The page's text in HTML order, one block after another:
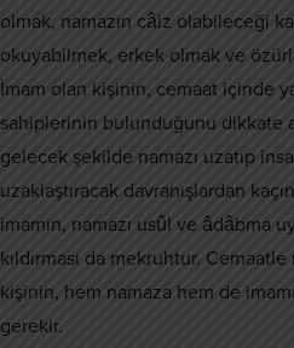
olmak, namazın câiz olabileceği
okuyabilmek, erkek olmak ve
İmam olan kişinin, cemaat içinde
sahiplerinin bulunduğunu dikkate
gelecek şekilde namazı uzatıp
uzaklaştıracak davranışlardan
imamın, namazı usûl ve âdâbma
kıldırması da mekruhtur. Cemaatle
kişinin, hem namaza hem de
gerekir.